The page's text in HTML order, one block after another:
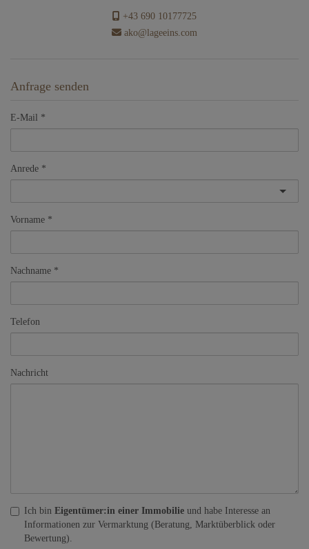
+43 690 10177725
ako@lageeins.com
Anfrage senden
E-Mail
Anrede
Vorname
Nachname
Telefon
Nachricht
Ich bin Eigentümer:in einer Immobilie und habe Interesse an
Informationen zur Vermarktung (Beratung, Marktüberblick oder
Bewertung).